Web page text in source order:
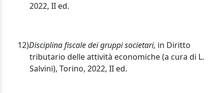
2022, II ed.
12)Disciplina fiscale dei gruppi societari, in Diritto
tributario delle attività economiche (a cura di L.
Salvini), Torino, 2022, II ed.